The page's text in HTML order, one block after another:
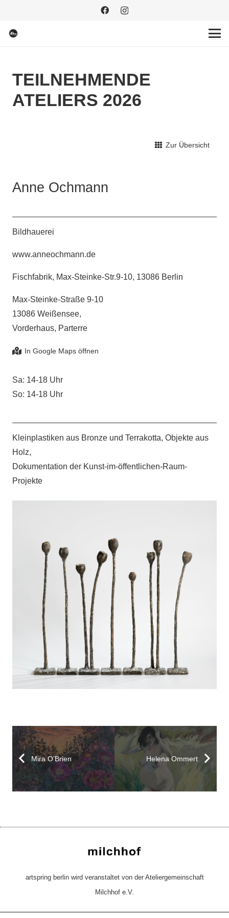
TEILNEHMENDE
ATELIERS 2026
Zur Übersicht
Anne Ochmann
Bildhauerei
www.anneochmann.de
Fischfabrik, Max-Steinke-Str.9-10, 13086 Berlin
Max-Steinke-Straße 9-10
13086 Weißensee,
Vorderhaus, Parterre
Sa: 14-18 Uhr
So: 14-18 Uhr
Kleinplastiken aus Bronze und Terrakotta, Objekte aus
Holz,
Dokumentation der Kunst-im-öffentlichen-Raum-
Projekte
Mira O’Brien Helena Ommert
artspring berlin wird veranstaltet von der Ateliergemeinschaft
Milchhof e.V.